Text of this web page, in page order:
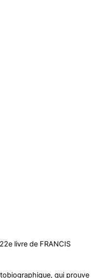
livre de FRANCIS
qui prouve